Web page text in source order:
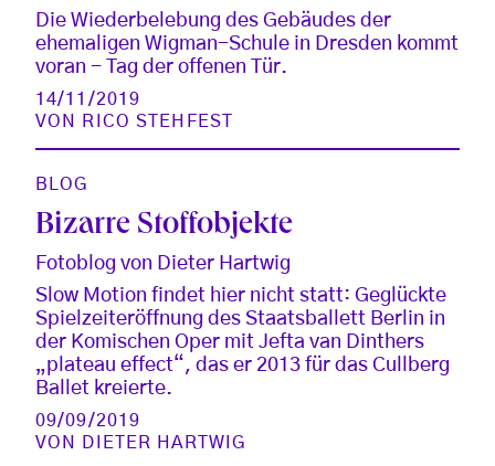
Die Wiederbelebung des Gebäudes der
ehemaligen Wigman-Schule in Dresden kommt
voran - Tag der offenen Tür.
14/11/2019
VON
RICO STEHFEST
BLOG
Bizarre Stoffobjekte
Fotoblog von Dieter Hartwig
Slow Motion findet hier nicht statt: Geglückte
Spielzeiteröffnung des Staatsballett Berlin in
der Komischen Oper mit Jefta van Dinthers
„plateau effect“, das er 2013 für das Cullberg
Ballet kreierte.
09/09/2019
VON
DIETER HARTWIG